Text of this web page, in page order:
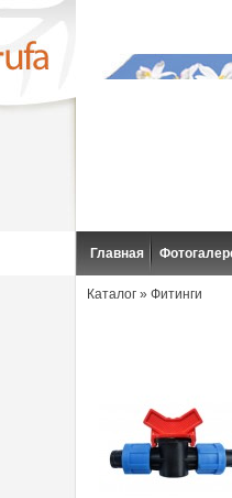
Главная
Каталог » Фитинги